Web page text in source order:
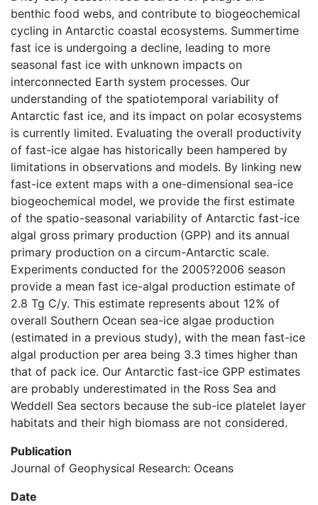
benthic food webs, and contribute to biogeochemical
cycling in Antarctic coastal ecosystems. Summertime
fast ice is undergoing a decline, leading to more
seasonal fast ice with unknown impacts on
interconnected Earth system processes. Our
understanding of the spatiotemporal variability of
Antarctic fast ice, and its impact on polar ecosystems
is currently limited. Evaluating the overall productivity
of fast-ice algae has historically been hampered by
limitations in observations and models. By linking new
fast-ice extent maps with a one-dimensional sea-ice
biogeochemical model, we provide the first estimate
of the spatio-seasonal variability of Antarctic fast-ice
algal gross primary production (GPP) and its annual
primary production on a circum-Antarctic scale.
Experiments conducted for the 2005?2006 season
provide a mean fast ice-algal production estimate of
2.8 Tg C/y. This estimate represents about 12% of
overall Southern Ocean sea-ice algae production
(estimated in a previous study), with the mean fast-ice
algal production per area being 3.3 times higher than
that of pack ice. Our Antarctic fast-ice GPP estimates
are probably underestimated in the Ross Sea and
Weddell Sea sectors because the sub-ice platelet layer
habitats and their high biomass are not considered.
Publication
Journal of Geophysical Research: Oceans
Date